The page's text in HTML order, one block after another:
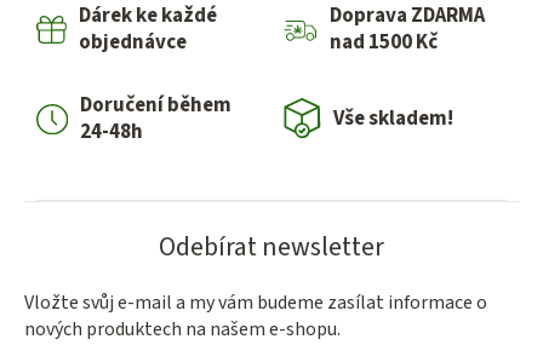
Dárek ke každé
objednávce
Doprava ZDARMA
nad 1500 Kč
Doručení během
24-48h
Vše skladem!
Odebírat newsletter
Vložte svůj e-mail a my vám budeme zasílat informace o
nových produktech na našem e-shopu.